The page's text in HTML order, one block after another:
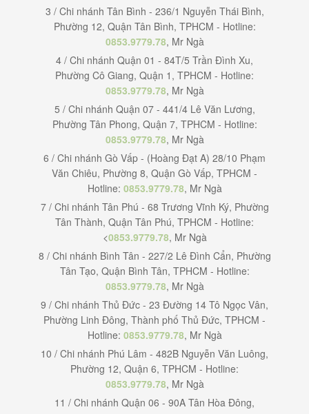
3 / Chi nhánh Tân Bình - 236/1 Nguyễn Thái Bình,
Phường 12, Quận Tân Bình, TPHCM - Hotline:
0853.9779.78, Mr Ngà
4 / Chi nhánh Quận 01 - 84T/5 Trần Đình Xu,
Phường Cô Giang, Quận 1, TPHCM - Hotline:
0853.9779.78, Mr Ngà
5 / Chi nhánh Quận 07 - 441/4 Lê Văn Lương,
Phường Tân Phong, Quận 7, TPHCM - Hotline:
0853.9779.78, Mr Ngà
6 / Chi nhánh Gò Vấp - (Hoàng Đạt A) 28/10 Phạm
Văn Chiêu, Phường 8, Quận Gò Vấp, TPHCM -
Hotline: 0853.9779.78, Mr Ngà
7 / Chi nhánh Tân Phú - 68 Trương Vĩnh Ký, Phường
Tân Thành, Quận Tân Phú, TPHCM - Hotline:
<0853.9779.78, Mr Ngà
8 / Chi nhánh Bình Tân - 227/2 Lê Đình Cẩn, Phường
Tân Tạo, Quận Bình Tân, TPHCM - Hotline:
0853.9779.78, Mr Ngà
9 / Chi nhánh Thủ Đức - 23 Đường 14 Tô Ngọc Vân,
Phường Linh Đông, Thành phố Thủ Đức, TPHCM -
Hotline: 0853.9779.78, Mr Ngà
10 / Chi nhánh Phú Lâm - 482B Nguyễn Văn Luông,
Phường 12, Quận 6, TPHCM - Hotline:
0853.9779.78, Mr Ngà
11 / Chi nhánh Quận 06 - 90A Tân Hòa Đông,